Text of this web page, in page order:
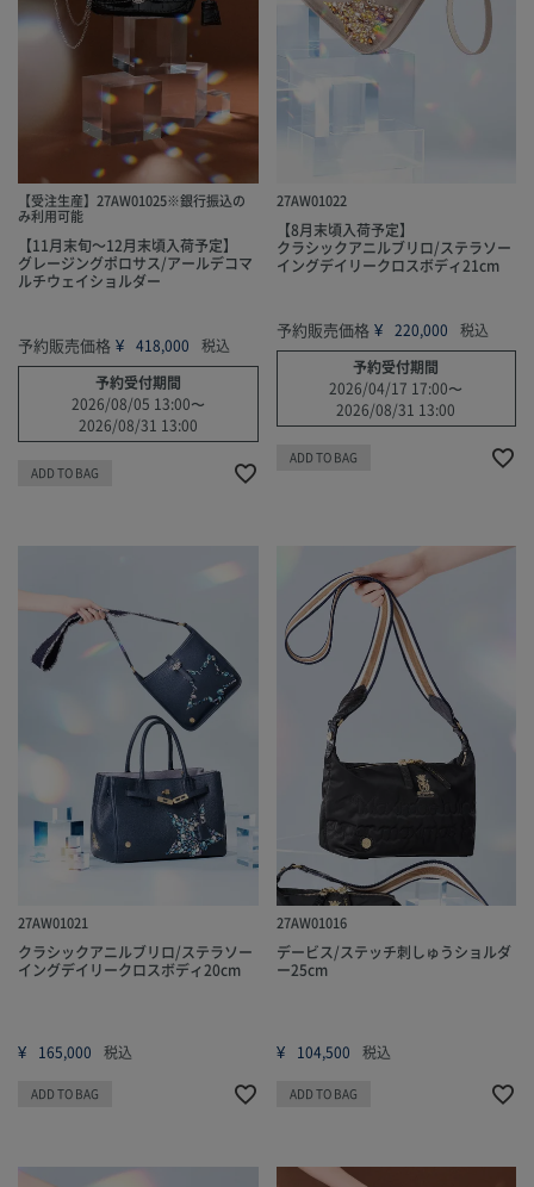
【受注生産】27AW01025※銀行振込の
み利用可能
【11月末旬～12月末頃入荷予定】
グレージングポロサス/アールデコマ
ルチウェイショルダー
予約販売価格 ¥ 418,000
税込
予約受付期間
2026/08/05 13:00〜
2026/08/31 13:00
ADD TO BAG
27AW01022
【8月末頃入荷予定】
クラシックアニルブリロ/ステラソー
イングデイリークロスボディ21cm
予約販売価格 ¥ 220,000
税込
予約受付期間
2026/04/17 17:00〜
2026/08/31 13:00
ADD TO BAG
27AW01021
クラシックアニルブリロ/ステラソー
イングデイリークロスボディ20cm
¥ 165,000 税込
ADD TO BAG
27AW01016
デービス/ステッチ刺しゅうショルダ
ー25cm
¥ 104,500 税込
ADD TO BAG